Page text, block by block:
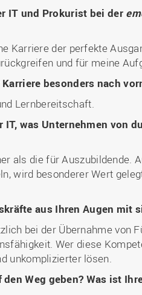
IT und Prokurist bei der
Karriere der perfekte
und für meine
besonders nach
Lernbereitschaft.
was Unternehmen von
als die für Auszubildende.
wird besonderer Wert
aus Ihren Augen mit
bei der Übernahme von
Wer diese
unkomplizierter lösen.
Weg geben? Was ist